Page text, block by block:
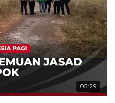
05:29